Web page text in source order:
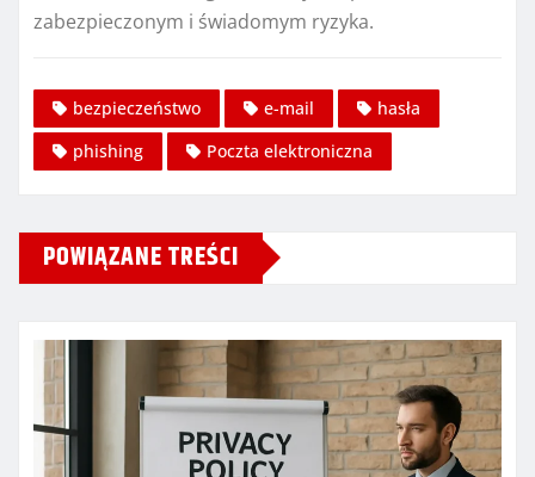
zabezpieczonym i świadomym ryzyka.
bezpieczeństwo e-mail
hasła
phishing
Poczta elektroniczna
POWIĄZANE TREŚCI